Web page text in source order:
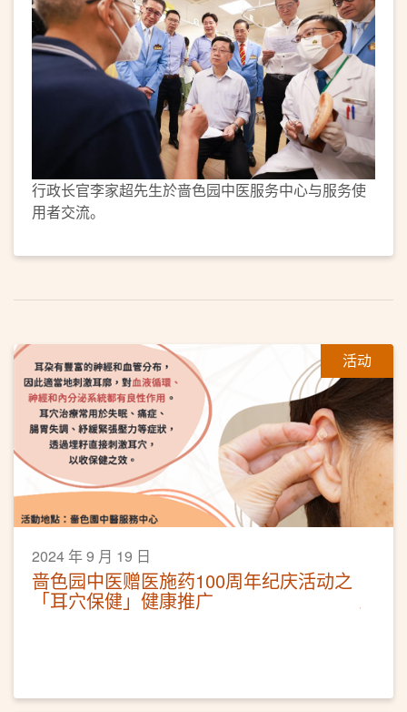
行政长官李家超先生於啬色园中医服务中心与服务使
用者交流。
活动
2024 年 9 月 19 日
啬色园中医赠医施药100周年纪庆活动之
「耳穴保健」健康推广